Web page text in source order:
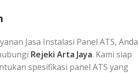
Jasa Instalasi Panel ATS, Anda
Rejeki Arta Jaya. Kami siap
spesifikasi panel ATS yang